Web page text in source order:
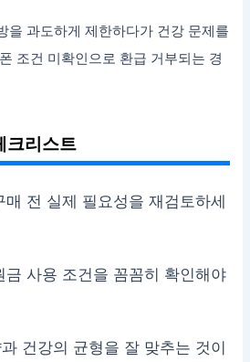
을 과도하게 제한하다가 건강 문제를
조건 미확인으로 환급 거부되는 경
크리스트
매 전 실제 필요성을 재검토하세
금 사용 조건을 꼼꼼히 확인해야
건강의 균형을 잘 맞추는 것이